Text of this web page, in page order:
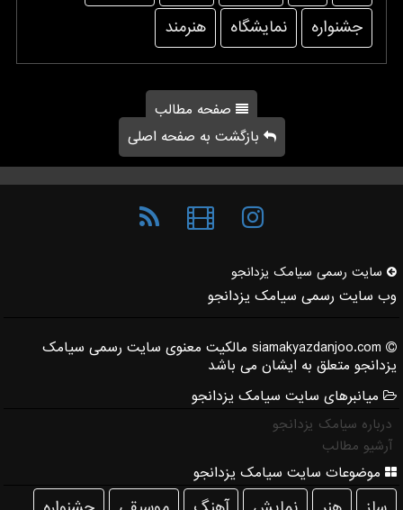
جشنواره
نمایشگاه هنرمند
صفحه مطالب
بازگشت به صفحه اصلی
سایت رسمی سیامك یزدانجو
وب سایت رسمی سیامک یزدانجو
siamakyazdanjoo.com مالکیت معنوی سایت رسمی سیامک
یزدانجو متعلق به ایشان می باشد
میانبرهای سایت سیامک یزدانجو
درباره سیامک یزدانجو
آرشیو مطالب
موضوعات سایت سیامک یزدانجو